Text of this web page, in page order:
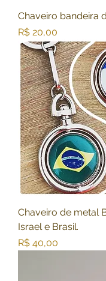
Chaveiro bandeira
Preço
R$ 20,00
Chaveiro de metal
Israel e Brasil.
Preço
R$ 40,00